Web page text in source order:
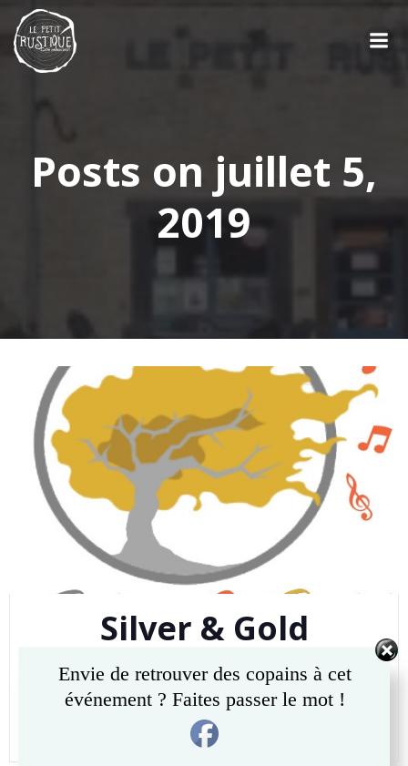
Posts on juillet 5,
2019
Silver & Gold
Michael Horevoets - 10 h 27 min
09 août 2019 – 20h30
READ MORE
Envie de retrouver des copains à cet
événement ? Faites passer le mot !